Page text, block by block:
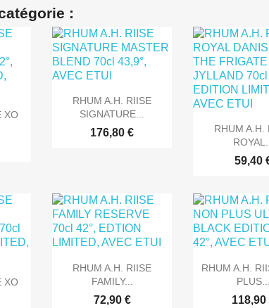
:
XO
 Aperçu rapide
RHUM A.H. RIISE
SIGNATURE...
176,80 €  Aperçu
RHUM A.H.
ROYAL...
59,40
XO
 Aperçu rapide
RHUM A.H. RIISE
FAMILY...
72,90 €
 Aperçu
RHUM A.H.
PLUS...
118,90